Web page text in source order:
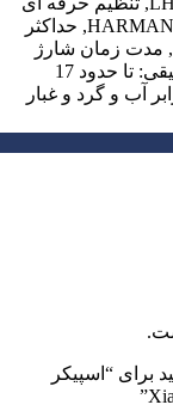
,حداکثر
زمان شارژ
باتری برای پخش موسیقی: تا حدود 17
آب و گرد و غبار
“اسپیکر